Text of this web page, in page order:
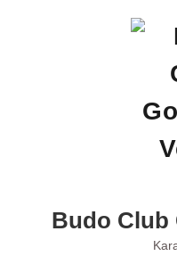
Budo Club